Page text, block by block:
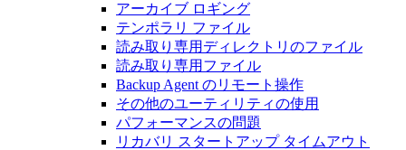
アーカイブ ロギング
テンポラリ ファイル
読み取り専用ディレクトリのファイル
読み取り専用ファイル
Backup Agent のリモート操作
その他のユーティリティの使用
パフォーマンスの問題
リカバリ スタートアップ タイムアウト